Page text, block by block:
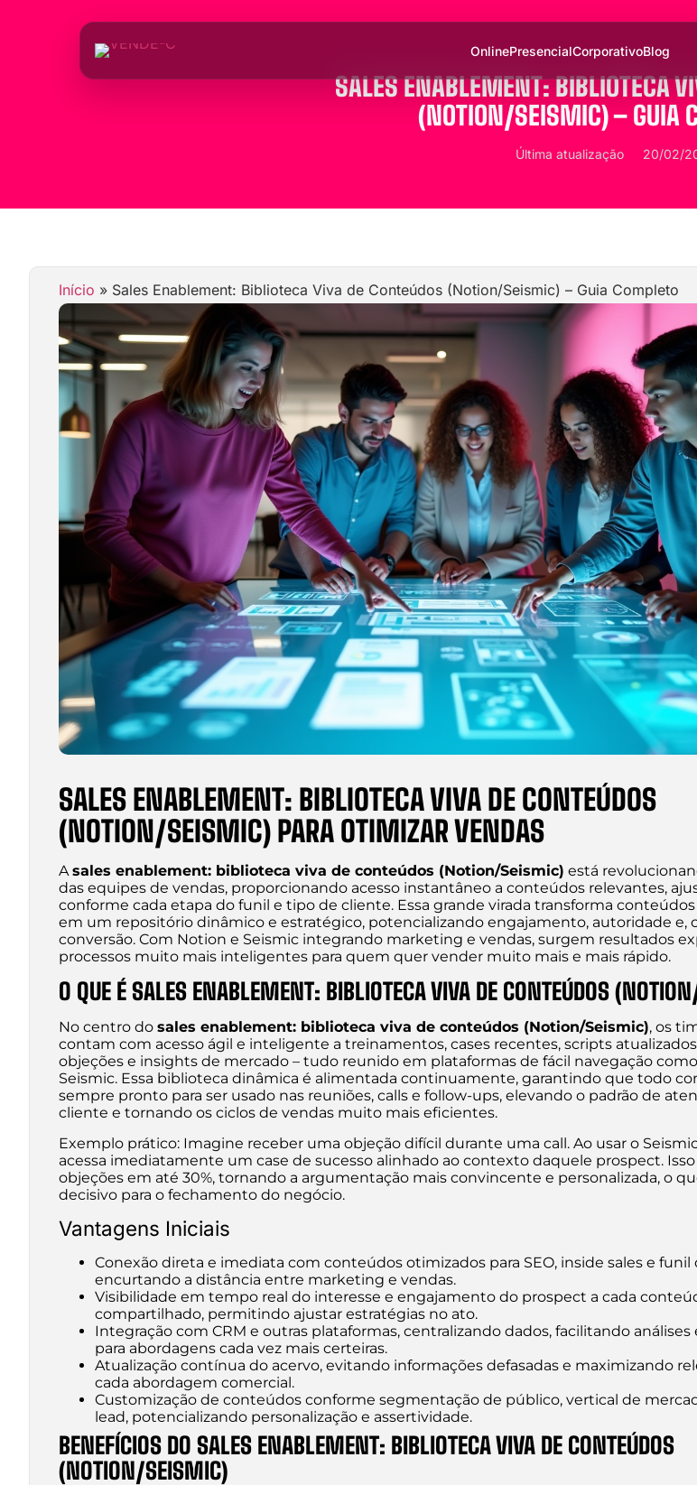
OnlinePresencialCorporativoBlog
SALES ENABLEMENT: BIBLIOTECA
(NOTION/SEISMIC) – GUIA
Última atualização 20/02/
Início » Sales Enablement: Biblioteca Viva de Conteúdos (Notion/Seismic) – Guia Completo
SALES ENABLEMENT: BIBLIOTECA VIVA DE CONTEÚDOS
(NOTION/SEISMIC) PARA OTIMIZAR VENDAS
Asales enablement: biblioteca viva de conteúdos (Notion/Seismic) está
das equipes de vendas, proporcionando acesso instantâneo a conteúdos relevantes,
conforme cada etapa do funil e tipo de cliente. Essa grande virada transforma
em um repositório dinâmico e estratégico, potencializando engajamento, autoridade e,
conversão. Com Notion e Seismic integrando marketing e vendas, surgem resultados
processos muito mais inteligentes para quem quer vender muito mais e mais rápido.
O QUE É SALES ENABLEMENT: BIBLIOTECA VIVA DE CONTEÚDOS
No centro do sales enablement: biblioteca viva de conteúdos (Notion/Seismic), os
contam com acesso ágil e inteligente a treinamentos, cases recentes, scripts
objeções e insights de mercado – tudo reunido em plataformas de fácil navegação
Seismic. Essa biblioteca dinâmica é alimentada continuamente, garantindo que todo
sempre pronto para ser usado nas reuniões, calls e follow-ups, elevando o padrão de
cliente e tornando os ciclos de vendas muito mais eficientes.
Exemplo prático: Imagine receber uma objeção difícil durante uma call. Ao usar o
acessa imediatamente um case de sucesso alinhado ao contexto daquele prospect.
objeções em até 30%, tornando a argumentação mais convincente e personalizada, o
decisivo para o fechamento do negócio.
Vantagens Iniciais
Conexão direta e imediata com conteúdos otimizados para SEO, inside sales e funil
encurtando a distância entre marketing e vendas.
Visibilidade em tempo real do interesse e engajamento do prospect a cada
compartilhado, permitindo ajustar estratégias no ato.
Integração com CRM e outras plataformas, centralizando dados, facilitando
para abordagens cada vez mais certeiras.
Atualização contínua do acervo, evitando informações defasadas e maximizando
cada abordagem comercial.
Customização de conteúdos conforme segmentação de público, vertical de
lead, potencializando personalização e assertividade.
BENEFÍCIOS DO SALES ENABLEMENT: BIBLIOTECA VIVA DE CONTEÚDOS
(NOTION/SEISMIC)